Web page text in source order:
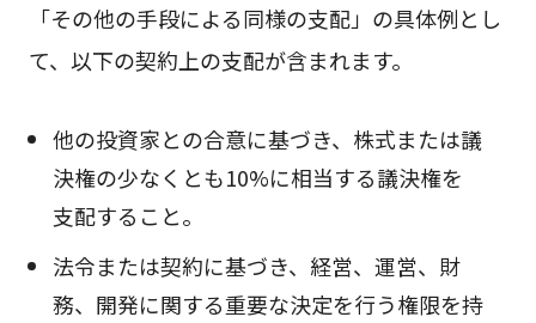
「その他の手段による同様の支配」の具体例とし
て、以下の契約上の支配が含まれます。
他の投資家との合意に基づき、株式または議
決権の少なくとも10%に相当する議決権を
支配すること。
法令または契約に基づき、経営、運営、財
務、開発に関する重要な決定を行う権限を持